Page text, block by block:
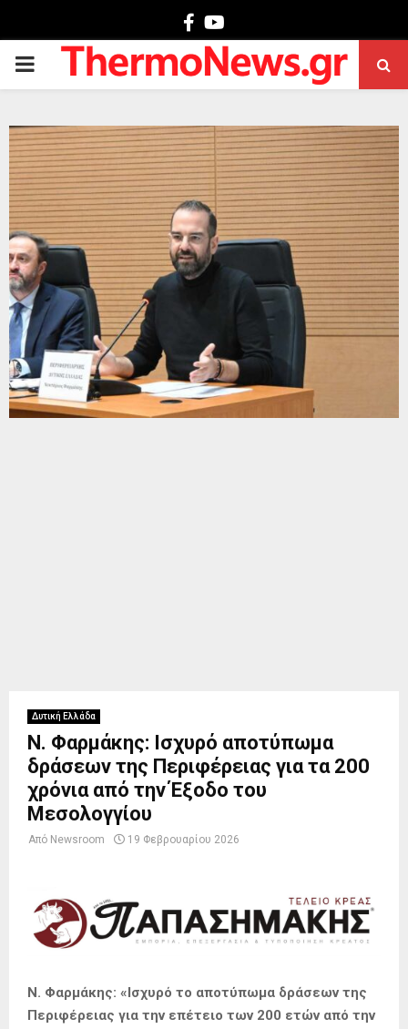
Facebook
PRIMARY
Δυτική Ελλάδα
Ν. Φαρμάκης: Ισχυρό αποτύπωμα
δράσεων της Περιφέρειας για τα 200
χρόνια από την Έξοδο του
Μεσολογγίου
Από Newsroom 19 Φεβρουαρίου 2026
Ν. Φαρμάκης: «Ισχυρό το αποτύπωμα δράσεων της
Περιφέρειας για την επέτειο των 200 ετών από την